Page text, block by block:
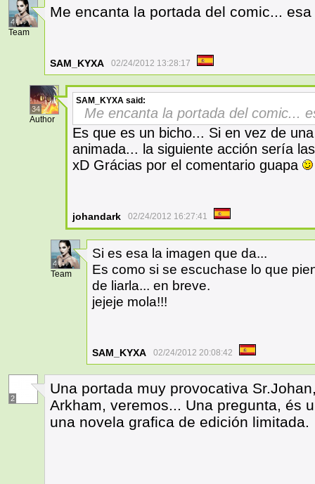
4
Team
Me encanta la portada del comic...
SAM_KYXA 02/24/2012 13:28:17
34
Author
SAM_KYXA said:
Me encanta la portada del comic...
Es que es un bicho... Si en vez de
animada... la siguiente acción sería
xD Grácias por el comentario guapa
johandark 02/24/2012 16:27:41
4
Team
Si es esa la imagen que da...
Es como si se escuchase lo que
de liarla... en breve.
jejeje mola!!!
SAM_KYXA 02/24/2012 20:08:42
2
Una portada muy provocativa
Arkham, veremos... Una pregunta, és
una novela grafica de edición limitada.